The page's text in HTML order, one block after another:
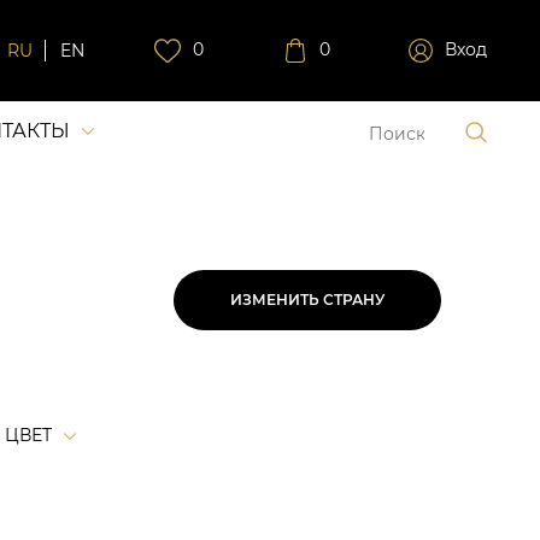
RU EN 0 0 Вход
ИЗМЕНИТЬ СТРАНУ
ЦВЕТ